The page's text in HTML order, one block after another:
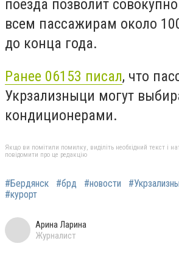
поезда позволит
всем пассажирам около
до конца года.
Ранее 06153 писал, что
Укрзализныци могут
кондиционерами.
Якщо ви помітили помилку, виділіть необхідний текст і
повідомити про це редакцію
#Бердянск #брд #новости
#курорт
Арина Ларина
Журналист